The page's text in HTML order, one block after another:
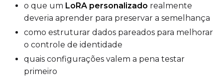
Max Step Saves to Keep
o que um LoRA personalizado realmente
deveria aprender para preservar a semelhança
como estruturar dados pareados para melhorar
o controle de identidade
quais configurações valem a pena testar
primeiro